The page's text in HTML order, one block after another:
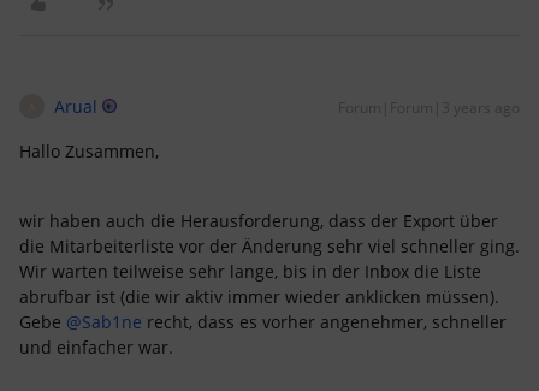
Arual Forum|Forum|3 years ago
Hallo Zusammen,
wir haben auch die Herausforderung, dass der Export über
die Mitarbeiterliste vor der Änderung sehr viel schneller ging.
Wir warten teilweise sehr lange, bis in der Inbox die Liste
abrufbar ist (die wir aktiv immer wieder anklicken müssen).
Gebe @Sab1ne recht, dass es vorher angenehmer, schneller
und einfacher war.